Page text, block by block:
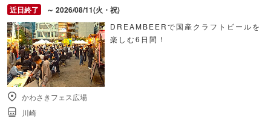
～ 2026/08/11(火・祝)
DREAMBEERで国産クラフトビールを
楽しむ6日間！
かわさきフェス広場
川崎